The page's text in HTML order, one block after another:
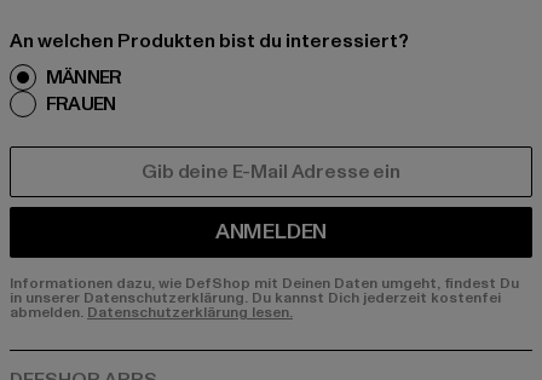
An welchen Produkten bist du interessiert?
MÄNNER
FRAUEN
ANMELDEN
Informationen dazu, wie DefShop mit Deinen Daten umgeht, findest Du
in unserer Datenschutzerklärung. Du kannst Dich jederzeit kostenfei
abmelden. Datenschutzerklärung lesen.